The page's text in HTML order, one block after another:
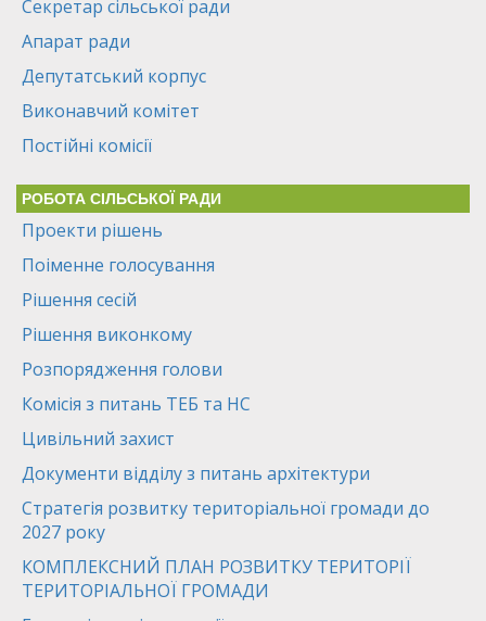
Секретар сільської ради
Апарат ради
Депутатський корпус
Виконавчий комітет
Постійні комісії
РОБОТА СІЛЬСЬКОЇ РАДИ
Проекти рішень
Поіменне голосування
Рішення сесій
Рішення виконкому
Розпорядження голови
Комісія з питань ТЕБ та НС
Цивільний захист
Документи відділу з питань архітектури
Стратегія розвитку територіальної громади до
2027 року
КОМПЛЕКСНИЙ ПЛАН РОЗВИТКУ ТЕРИТОРІЇ
ТЕРИТОРІАЛЬНОЇ ГРОМАДИ